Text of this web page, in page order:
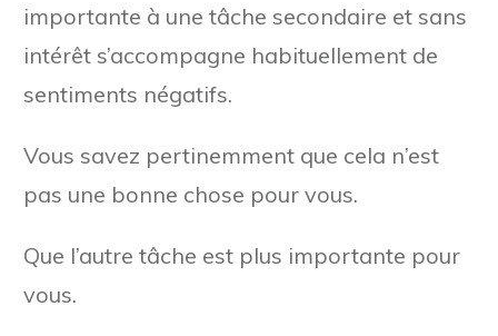
importante à une tâche secondaire et sans
intérêt s’accompagne habituellement de
sentiments négatifs.
Vous savez pertinemment que cela n’est
pas une bonne chose pour vous.
Que l’autre tâche est plus importante pour
vous.